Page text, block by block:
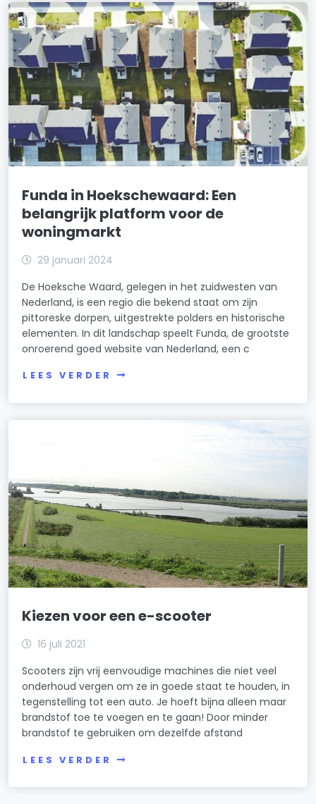
Funda in Hoekschewaard: Een
belangrijk platform voor de
woningmarkt
29 januari 2024
De Hoeksche Waard, gelegen in het zuidwesten van
Nederland, is een regio die bekend staat om zijn
pittoreske dorpen, uitgestrekte polders en historische
elementen. In dit landschap speelt Funda, de grootste
onroerend goed website van Nederland, een c
LEES VERDER
Kiezen voor een e-scooter
16 juli 2021
Scooters zijn vrij eenvoudige machines die niet veel
onderhoud vergen om ze in goede staat te houden, in
tegenstelling tot een auto. Je hoeft bijna alleen maar
brandstof toe te voegen en te gaan! Door minder
brandstof te gebruiken om dezelfde afstand
LEES VERDER